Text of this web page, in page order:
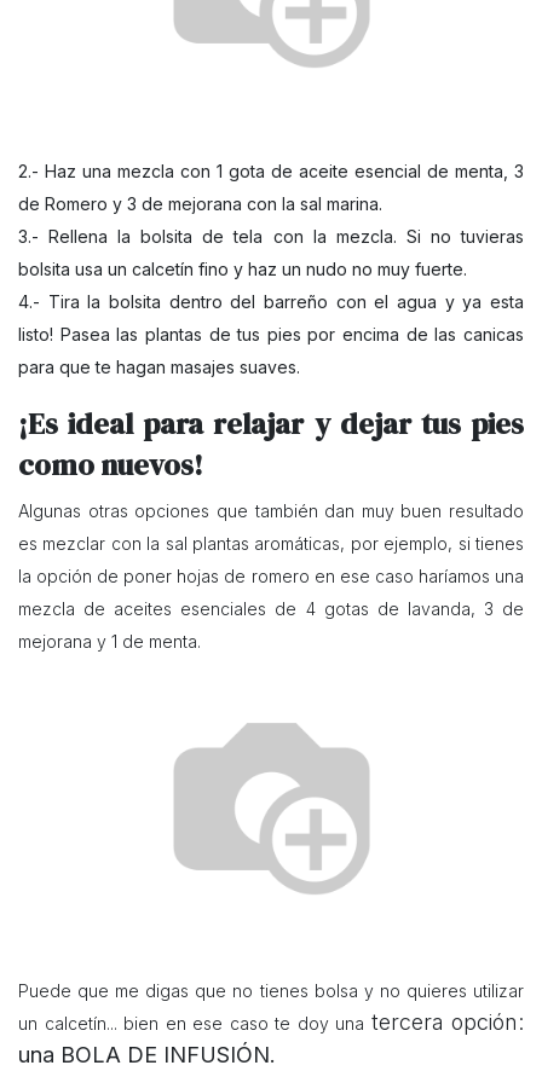
2.- Haz una mezcla con 1 gota de aceite esencial de menta, 3
de Romero y 3 de mejorana con la sal marina. ​
3.- Rellena la bolsita de tela con la mezcla. Si no tuvieras
bolsita usa un calcetín fino y haz un nudo no muy fuerte.
4.- Tira la bolsita dentro del barreño con el agua y ya esta
listo! Pasea las plantas de tus pies por encima de las canicas
para que te hagan masajes suaves.
¡Es ideal para relajar y dejar tus pies
como nuevos!
Algunas otras opciones que también dan muy buen resultado
es mezclar con la sal plantas aromáticas, por ejemplo, si tienes
la opción de poner hojas de romero en ese caso haríamos una
mezcla de aceites esenciales de 4 gotas de lavanda, 3 de
mejorana y 1 de menta.
Puede que me digas que no tienes bolsa y no quieres utilizar
un calcetín... bien en ese caso te doy una tercera opción:
una BOLA DE INFUSIÓN.